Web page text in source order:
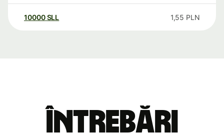
10000 SLL 1,55 PLN
Întrebări